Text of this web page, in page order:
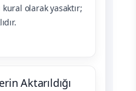
kural olarak yasaktır;
Aktarıldığı